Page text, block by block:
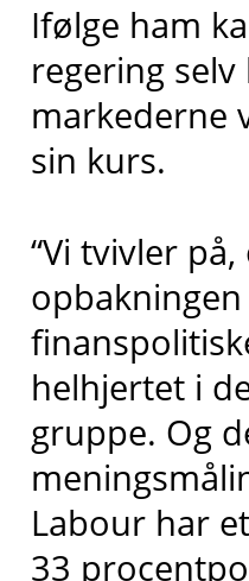
Ifølge ham
regering
markederne
sin kurs.
“Vi tvivler på,
helhjertet i
gruppe. Og
Labour har
33